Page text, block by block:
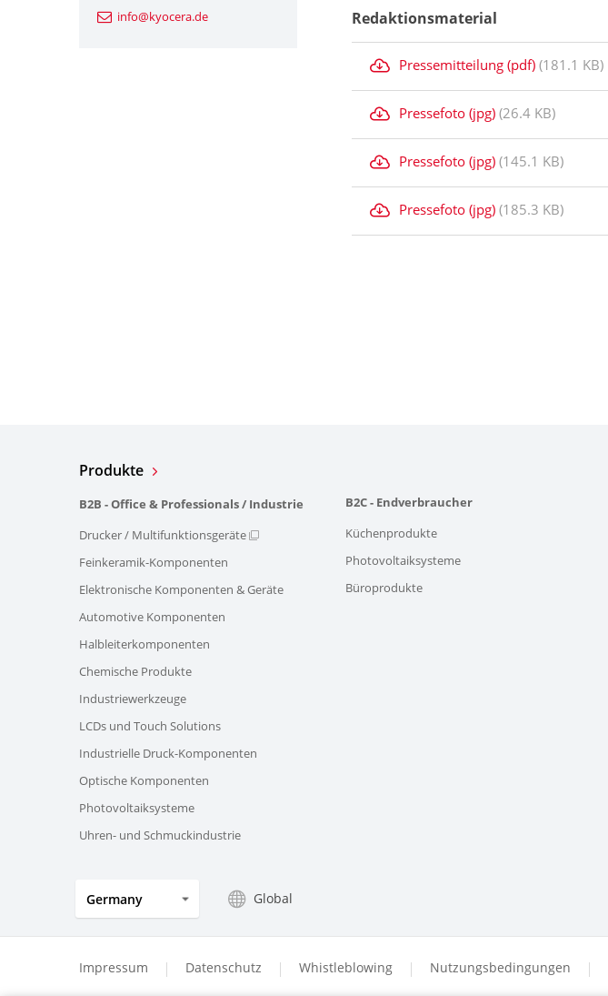
Redaktionsmaterial
Pressemitteilung (pdf) (181.1 KB)
Pressefoto (jpg) (26.4 KB)
Pressefoto (jpg) (145.1 KB)
Pressefoto (jpg) (185.3 KB)
info@kyocera.de
Produkte
B2B - Office & Professionals / Industrie
Drucker / Multifunktionsgeräte
Feinkeramik-Komponenten
Elektronische Komponenten & Geräte
Automotive Komponenten
Halbleiterkomponenten
Chemische Produkte
Industriewerkzeuge
LCDs und Touch Solutions
Industrielle Druck-Komponenten
Optische Komponenten
Photovoltaiksysteme
Uhren- und Schmuckindustrie
B2C - Endverbraucher
Küchenprodukte
Photovoltaiksysteme
Büroprodukte
Germany Global
Impressum Datenschutz Whistleblowing Nutzungsbedingungen